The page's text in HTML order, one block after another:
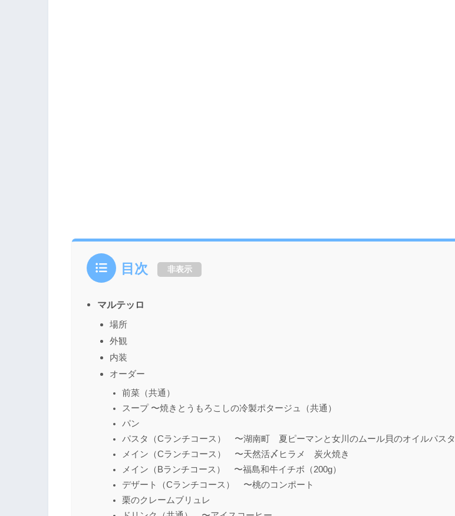
目次 非表示
マルテッロ
場所
外観
内装
オーダー
前菜（共通）
スープ 〜焼きとうもろこしの冷製ポタージュ（共通）
パン
パスタ（Cランチコース） 〜湖南町 夏ピーマンと女川のムール貝のオイルパスタ
メイン（Cランチコース） 〜天然活〆ヒラメ 炭火焼き
メイン（Bランチコース） 〜福島和牛イチボ（200g）
デザート（Cランチコース） 〜桃のコンポート
栗のクレームブリュレ